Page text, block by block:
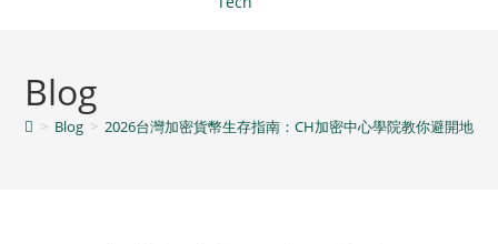
Blog
> Blog > 2026台灣加密貨幣生存指南：CH加密中心學院教你避開地雷